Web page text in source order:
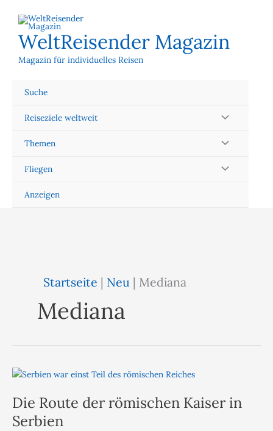
Inhalt
springenWeltReisender Magazin
Magazin für individuelles Reisen
Suche
Reiseziele weltweit
Themen
Fliegen
Anzeigen
Startseite | Neu | Mediana
Mediana
Die Route der römischen Kaiser in
Serbien